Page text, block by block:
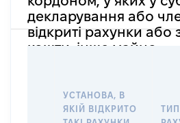
декларування або
відкриті рахунки або
кошти, інше майно
УСТАНОВА, В
ЯКІЙ ВІДКРИТО